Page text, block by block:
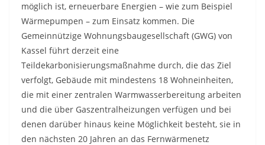
möglich ist, erneuerbare Energien – wie zum Beispiel
Wärmepumpen – zum Einsatz kommen. Die
Gemeinnützige Wohnungsbaugesellschaft (GWG) von
Kassel führt derzeit eine
Teildekarbonisierungsmaßnahme durch, die das Ziel
verfolgt, Gebäude mit mindestens 18 Wohneinheiten,
die mit einer zentralen Warmwasserbereitung arbeiten
und die über Gaszentralheizungen verfügen und bei
denen darüber hinaus keine Möglichkeit besteht, sie in
den nächsten 20 Jahren an das Fernwärmenetz